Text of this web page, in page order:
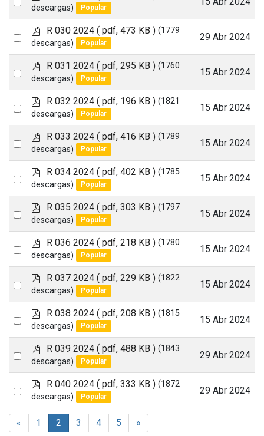
an
item
d
f
descargas)
Popular
Select
an
item
p
d
f
R 030 2024 ( pdf, 473 KB ) (1779
descargas)
Popular
29 Abr 2024
Select
an
item
p
d
f
R 031 2024 ( pdf, 295 KB ) (1760
descargas)
Popular
15 Abr 2024
Select
an
item
p
d
f
R 032 2024 ( pdf, 196 KB ) (1821
descargas)
Popular
15 Abr 2024
Select
an
item
p
d
f
R 033 2024 ( pdf, 416 KB ) (1789
descargas)
Popular
15 Abr 2024
Select
an
item
p
d
f
R 034 2024 ( pdf, 402 KB ) (1785
descargas)
Popular
15 Abr 2024
Select
an
item
p
d
f
R 035 2024 ( pdf, 303 KB ) (1797
descargas)
Popular
15 Abr 2024
Select
an
item
p
d
f
R 036 2024 ( pdf, 218 KB ) (1780
descargas)
Popular
15 Abr 2024
Select
an
item
p
d
f
R 037 2024 ( pdf, 229 KB ) (1822
descargas)
Popular
15 Abr 2024
Select
an
item
p
d
f
R 038 2024 ( pdf, 208 KB ) (1815
descargas)
Popular
15 Abr 2024
Select
an
item
p
d
f
R 039 2024 ( pdf, 488 KB ) (1843
descargas)
Popular
29 Abr 2024
Select
item
p
d
R 040 2024 ( pdf, 333 KB ) (1872
descargas)
Popular
29 Abr 2024
« 1 2 3 4 5 »